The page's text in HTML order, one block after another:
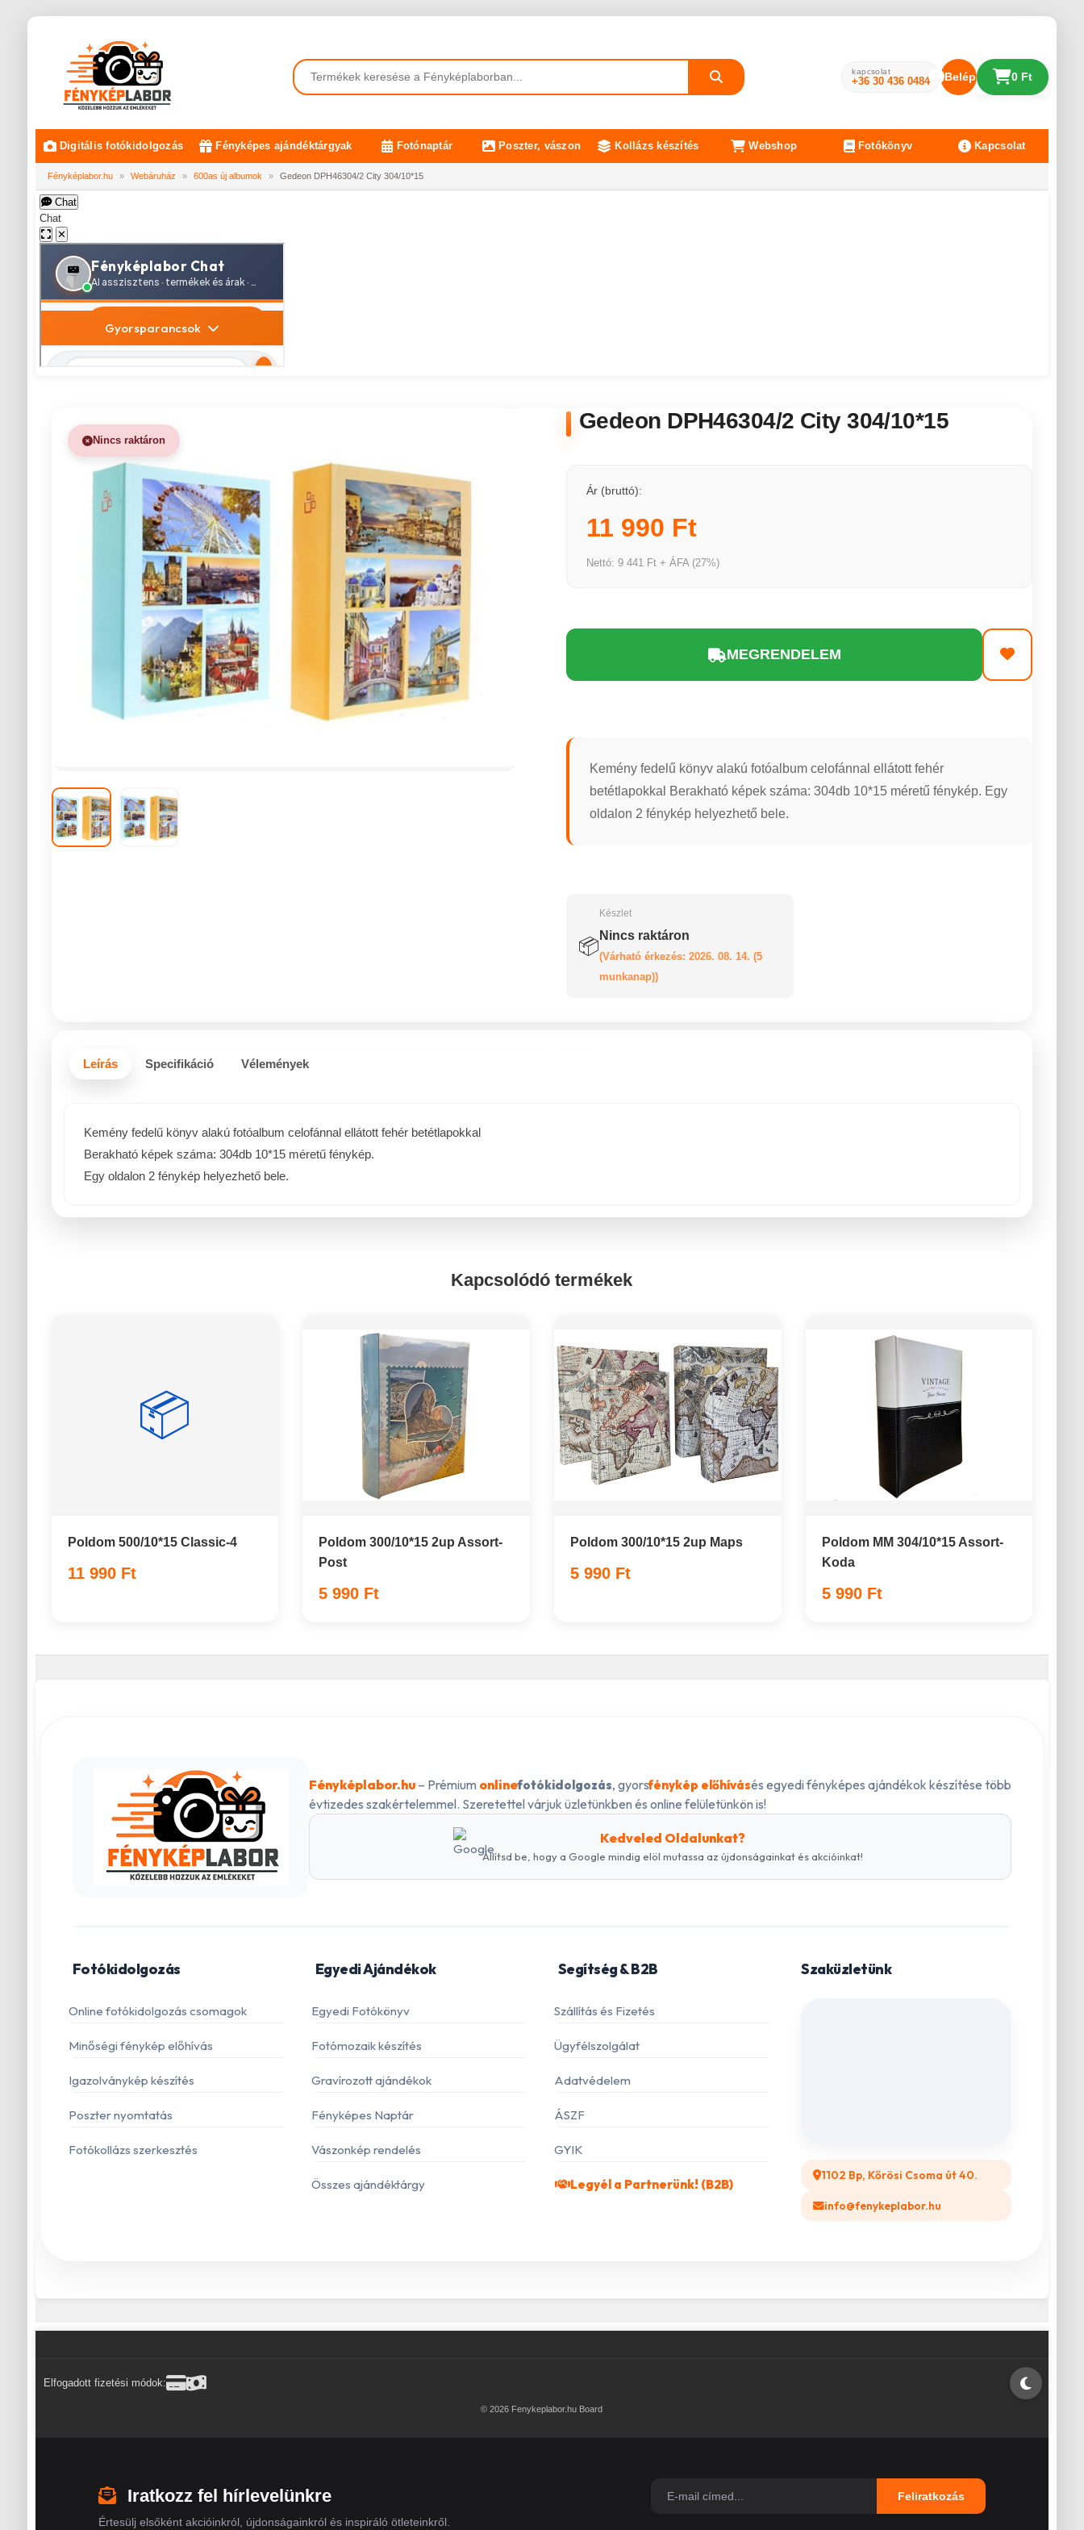
kapcsolat
+36 30 436 0484 Belépés 0 Ft
Digitális fotókidolgozás Fényképes ajándéktárgyak Fotónaptár Poszter, vászon Kollázs készítés Webshop Fotókönyv Kapcsolat
Fényképlabor.hu » Webáruház » 600as új albumok » Gedeon DPH46304/2 City 304/10*15
Chat
Chat
✕
Nincs raktáron
Gedeon DPH46304/2 City 304/10*15
Ár (bruttó):
11 990 Ft
Nettó: 9 441 Ft + ÁFA (27%)
MEGRENDELEM
Kemény fedelű könyv alakú fotóalbum celofánnal ellátott fehér
betétlapokkal Berakható képek száma: 304db 10*15 méretű fénykép. Egy
oldalon 2 fénykép helyezhető bele.
📦
Készlet
Nincs raktáron
(Várható érkezés: 2026. 08. 14. (5
munkanap))
Leírás Specifikáció Vélemények
Kemény fedelű könyv alakú fotóalbum celofánnal ellátott fehér betétlapokkal
Berakható képek száma: 304db 10*15 méretű fénykép.
Egy oldalon 2 fénykép helyezhető bele.
Kapcsolódó termékek
📦
Poldom 500/10*15 Classic-4
11 990 Ft
Poldom 300/10*15 2up Assort-
Post
5 990 Ft
Poldom 300/10*15 2up Maps
5 990 Ft
Poldom MM 304/10*15 Assort-
Koda
5 990 Ft
Fényképlabor.hu– Prémium onlinefotókidolgozás, gyorsfénykép előhívásés egyedi fényképes ajándékok készítése több
évtizedes szakértelemmel. Szeretettel várjuk üzletünkben és online felületünkön is!
Kedveled Oldalunkat?
Állítsd be, hogy a Google mindig elöl mutassa az újdonságainkat és akcióinkat!
Fotókidolgozás
Online fotókidolgozás csomagok
Minőségi fénykép előhívás
Igazolványkép készítés
Poszter nyomtatás
Fotókollázs szerkesztés
Egyedi Ajándékok
Egyedi Fotókönyv
Fotómozaik készítés
Gravírozott ajándékok
Fényképes Naptár
Vászonkép rendelés
Összes ajándéktárgy
Segítség & B2B
Szállítás és Fizetés
Ügyfélszolgálat
Adatvédelem
ÁSZF
GYIK
Legyél a Partnerünk! (B2B)
Szaküzletünk
1102 Bp, Kőrösi Csoma út 40.
info@fenykeplabor.hu
Elfogadott fizetési módok:
© 2026 Fenykeplabor.hu Board
Iratkozz fel hírlevelünkre
Értesülj elsőként akcióinkról, újdonságainkról és inspiráló ötleteinkről.
Feliratkozás